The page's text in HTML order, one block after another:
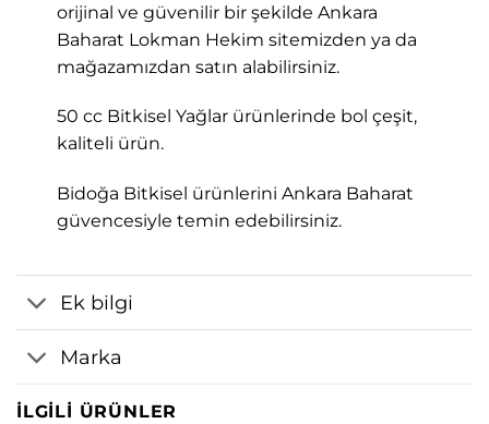
orijinal ve güvenilir bir şekilde Ankara
Baharat Lokman Hekim sitemizden ya da
mağazamızdan satın alabilirsiniz.
50 cc Bitkisel Yağlar ürünlerinde bol çeşit,
kaliteli ürün.
Bidoğa Bitkisel ürünlerini Ankara Baharat
güvencesiyle temin edebilirsiniz.
Ek bilgi
Marka
İLGILI ÜRÜNLER